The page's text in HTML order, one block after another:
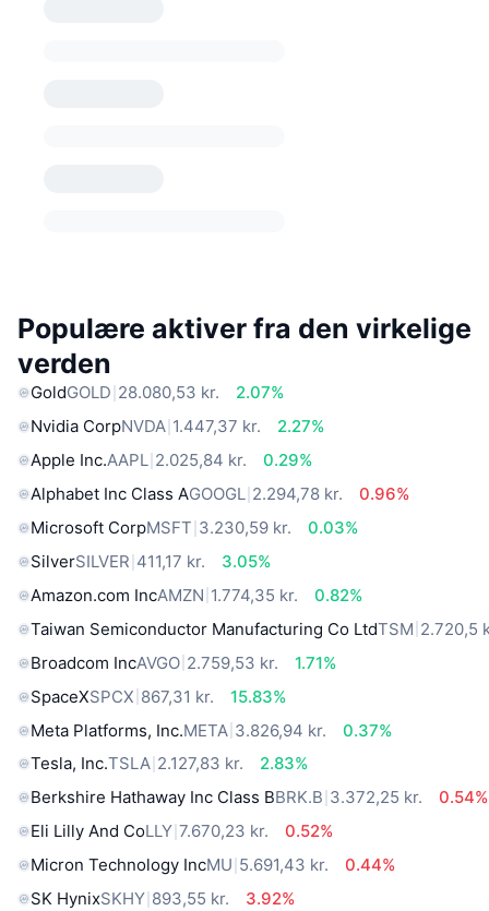
Populære aktiver fra den virkelige
verden
GoldGOLD 28.080,53 kr.
2.07%
Nvidia CorpNVDA 1.447,37 kr.
2.27%
Apple Inc.AAPL 2.025,84 kr.
0.29%
Alphabet Inc Class AGOOGL 2.294,78 kr.
0.96%
Microsoft CorpMSFT 3.230,59 kr.
0.03%
SilverSILVER 411,17 kr.
3.05%
Amazon.com IncAMZN 1.774,35 kr.
0.82%
Taiwan Semiconductor Manufacturing Co LtdTSM 2.720,5
Broadcom IncAVGO 2.759,53 kr.
1.71%
SpaceXSPCX 867,31 kr.
15.83%
Meta Platforms, Inc.META 3.826,94 kr.
0.37%
Tesla, Inc.TSLA 2.127,83 kr.
2.83%
Berkshire Hathaway Inc Class BBRK.B 3.372,25 kr.
0.54%
Eli Lilly And CoLLY 7.670,23 kr.
0.52%
Micron Technology IncMU 5.691,43 kr.
0.44%
SK HynixSKHY 893,55 kr.
3.92%